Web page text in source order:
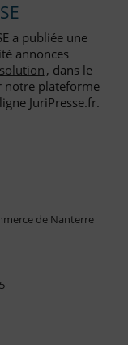
Légales
a publiée une
annonces
, dans le
notre plateforme
JuriPresse.fr.
de Nanterre